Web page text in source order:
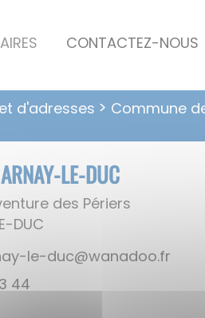
CONTACTEZ-NOUS
d'adresses Commune
LE-DUC
des Périers
DUC
el-yanra-eiriam
30